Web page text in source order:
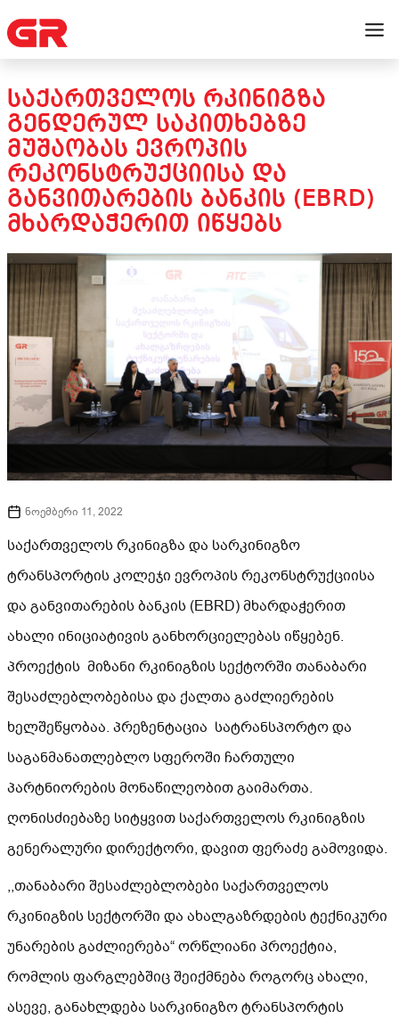
ᲡᲐᲥᲐᲠᲗᲕᲔᲚᲝᲡ ᲠᲙᲘᲜᲘᲒᲖᲐ
ᲒᲔᲜᲓᲔᲠᲣᲚ ᲡᲐᲙᲘᲗᲮᲔᲑᲖᲔ
ᲛᲣᲨᲐᲝᲑᲐᲡ ᲔᲕᲠᲝᲞᲘᲡ
ᲠᲔᲙᲝᲜᲡᲢᲠᲣᲥᲪᲘᲘᲡᲐ ᲓᲐ
ᲒᲐᲜᲕᲘᲗᲐᲠᲔᲑᲘᲡ ᲑᲐᲜᲙᲘᲡ (EBRD)
ᲛᲮᲐᲠᲓᲐᲭᲔᲠᲘᲗ ᲘᲬᲧᲔᲑᲡ
ნოემბერი 11, 2022
საქართველოს რკინიგზა და სარკინიგზო
ტრანსპორტის კოლეჯი ევროპის რეკონსტრუქციისა
და განვითარების ბანკის (EBRD) მხარდაჭერით
ახალი ინიციატივის განხორციელებას იწყებენ.
პროექტის მიზანი რკინიგზის სექტორში თანაბარი
შესაძლებლობებისა და ქალთა გაძლიერების
ხელშეწყობაა. პრეზენტაცია სატრანსპორტო და
საგანმანათლებლო სფეროში ჩართული
პარტნიორების მონაწილეობით გაიმართა.
ღონისძიებაზე სიტყვით საქართველოს რკინიგზის
გენერალური დირექტორი, დავით ფერაძე გამოვიდა.
,,თანაბარი შესაძლებლობები საქართველოს
რკინიგზის სექტორში და ახალგაზრდების ტექნიკური
უნარების გაძლიერება“ ორწლიანი პროექტია,
რომლის ფარგლებშიც შეიქმნება როგორც ახალი,
ასევე, განახლდება სარკინიგზო ტრანსპორტის